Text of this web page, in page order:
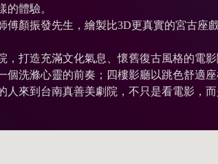
的體驗。
傅顏振發先生，繪製比3D更真實的宮古
，打造充滿文化氣息、懷舊復古風格的電
個洗滌心靈的前奏；四樓影廳以跳色舒適
來到台南真善美劇院，不只是看電影，而